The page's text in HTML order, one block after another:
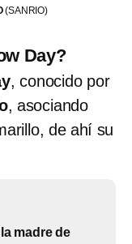
(SANRIO)
Day?
, conocido por
, asociando
de ahí su
madre de